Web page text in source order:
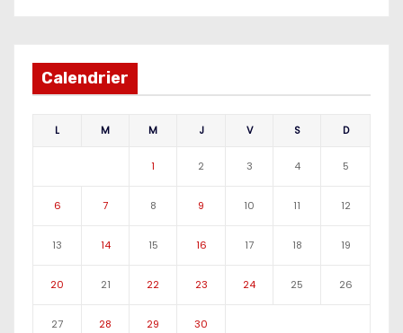
Calendrier
L M M J V S D
1 2 3 4 5
6 7 8 9 10 11 12
13 14 15 16 17 18 19
20 21 22 23 24 25 26
27 28 29 30